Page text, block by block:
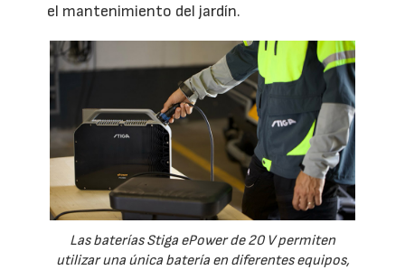
el mantenimiento del jardín.
Las baterías Stiga ePower de 20 V permiten
utilizar una única batería en diferentes equipos,